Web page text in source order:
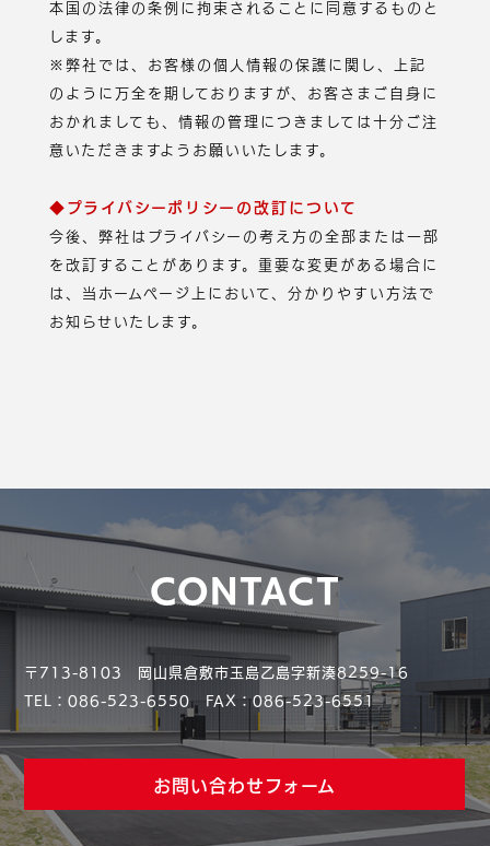
本国の法律の条例に拘束されることに同意するものと
します。
※弊社では、お客様の個人情報の保護に関し、上記
のように万全を期しておりますが、お客さまご自身に
おかれましても、情報の管理につきましては十分ご注
意いただきますようお願いいたします。
◆プライバシーポリシーの改訂について
今後、弊社はプライバシーの考え方の全部または一部
を改訂することがあります。重要な変更がある場合に
は、当ホームページ上において、分かりやすい方法で
お知らせいたします。
CONTACT
〒713-8103 岡山県倉敷市玉島乙島字新湊8259-16
TEL：086-523-6550FAX：086-523-6551
お問い合わせフォーム